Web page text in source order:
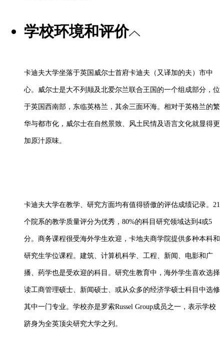
学校环境和评价
卡迪夫大学坐落于英国威尔士首府卡迪夫（又译加的夫）市中
心。威尔士是大不列颠及北爱尔兰联合王国的一个组成部分，位
于英国西南部，东临英格兰，其余三面环海。相对于英格兰的繁
华与都市化，威尔士在自然景致、风土民情及语言文化就显得更
加原汁原味。
卡迪夫大学在教学、研究方面均有值得骄傲的评估成绩记录。 21
个院系的教学质量评分为优秀，80%的科目研究领域达到4或5
分。商务课程很受海外学生欢迎，卡地夫商学院提供多种本科和
研究生学位课程。建筑、计算机科学、工程、新闻、电影和广
播、药学也是受欢迎的科目。研究生教育中，海外学生喜欢选择
读工商管理硕士、新闻硕士、或从众多的经济学硕士科目中选修
其中一门专业。学校亦是罗索Russel Group成员之一，表示学校
跻身为全英顶尖研究大学之列。